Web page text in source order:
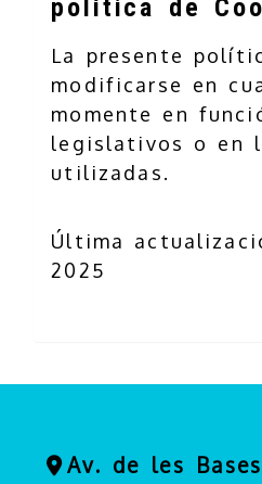
política de
La presente
modificarse en
momente en
legislativos o en
utilizadas.
Última
2025
Av. de les